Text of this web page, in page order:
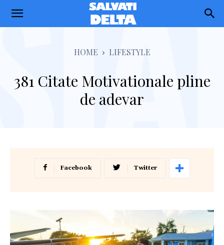
Salvati
HOME LIFESTYLE
381 Citate Motivationale pline
de adevar
Facebook Twitter